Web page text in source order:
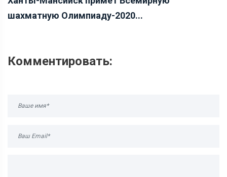
шахматную Олимпиаду-2020...
Комментировать: